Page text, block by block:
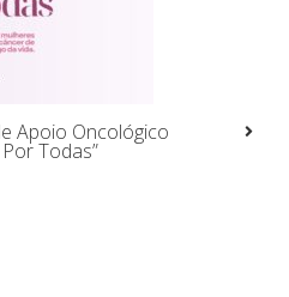
Apoio Oncológico
Todas”